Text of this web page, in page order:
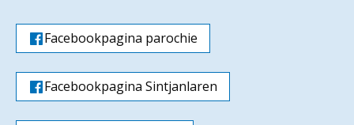
Facebookpagina parochie
Facebookpagina Sintjanlaren